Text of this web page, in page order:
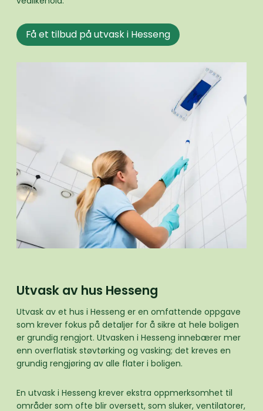
Få et tilbud på utvask i Hesseng
Utvask av hus Hesseng
Utvask av et hus i Hesseng er en omfattende oppgave
som krever fokus på detaljer for å sikre at hele boligen
er grundig rengjort. Utvasken i Hesseng innebærer mer
enn overflatisk støvtørking og vasking; det kreves en
grundig rengjøring av alle flater i boligen.
En utvask i Hesseng krever ekstra oppmerksomhet til
områder som ofte blir oversett, som sluker, ventilatorer,